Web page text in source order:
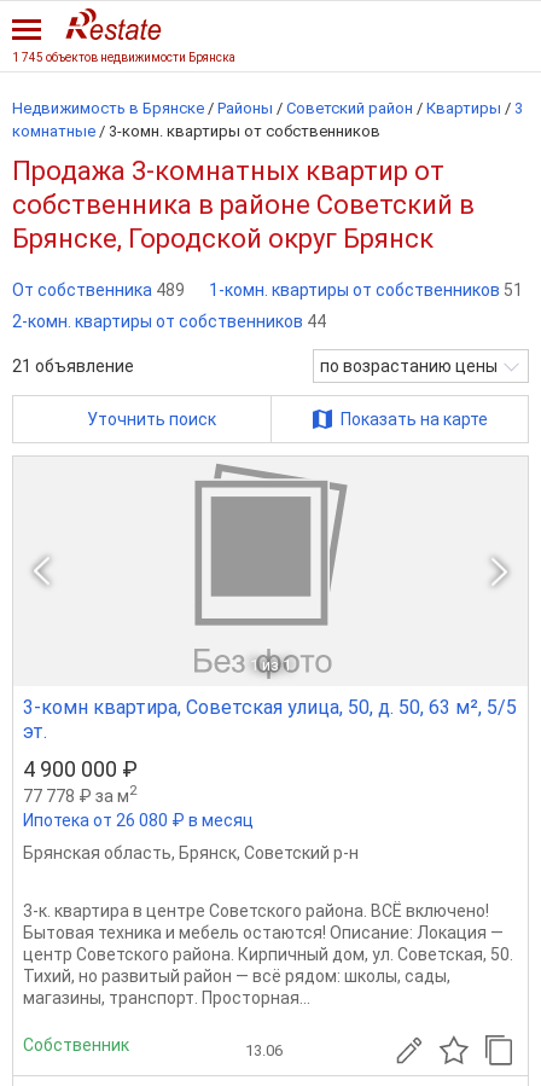
1 745 объектов недвижимости Брянска
Недвижимость в Брянске / Районы / Советский район / Квартиры / 3
комнатные / 3-комн. квартиры от собственников
Продажа 3-комнатных квартир от
собственника в районе Советский в
Брянске, Городской округ Брянск
От собственника 489 1-комн. квартиры от собственников 51
2-комн. квартиры от собственников 44
21 объявление по возрастанию цены
Уточнить поиск Показать на карте
1 из 1
3-комн квартира, Советская улица, 50, д. 50, 63 м², 5/5
эт.
4 900 000 ₽
77 778 ₽ за м2
Ипотека от 26 080 ₽ в месяц
Брянская область, Брянск, Советский р-н
3-к. квартира в центре Советского района. ВСЁ включено!
Бытовая техника и мебель остаются! Описание: Локация —
центр Советского района. Кирпичный дом, ул. Советская, 50.
Тихий, но развитый район — всё рядом: школы, сады,
магазины, транспорт. Просторная...
Собственник 13.06